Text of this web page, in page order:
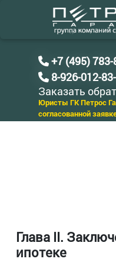
+7 (495)
8-926-012-
Заказать
Юристы ГК Петрос
согласованной
Глава II.
ипотеке